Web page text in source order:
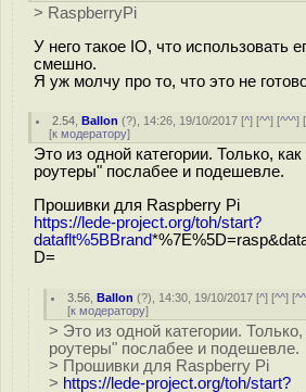
> RaspberryPi
У него такое IO, что использовать
смешно.
Я уж молчу про то, что это не
2.54 ,Ballon (?), 14:26, 19/10/2017 [^] [^^] [^^^] [
[к модератору]
Это из одной категории. Только,
роутеры" послабее и подешевле.
Прошивки для Raspberry Pi
https://lede-project.org/toh/start?
dataflt%5BBrand
D=
3.56 ,Ballon (?), 14:30, 19/10/2017 [^] [^^] [
[к модератору]
> Это из одной категории.
роутеры" послабее и подешевле.
> Прошивки для Raspberry Pi
> https://lede-project.org/toh/start?